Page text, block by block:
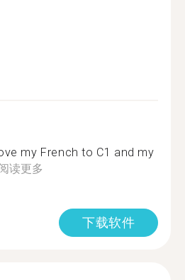
my French to C1 and my
读更多
下载软件